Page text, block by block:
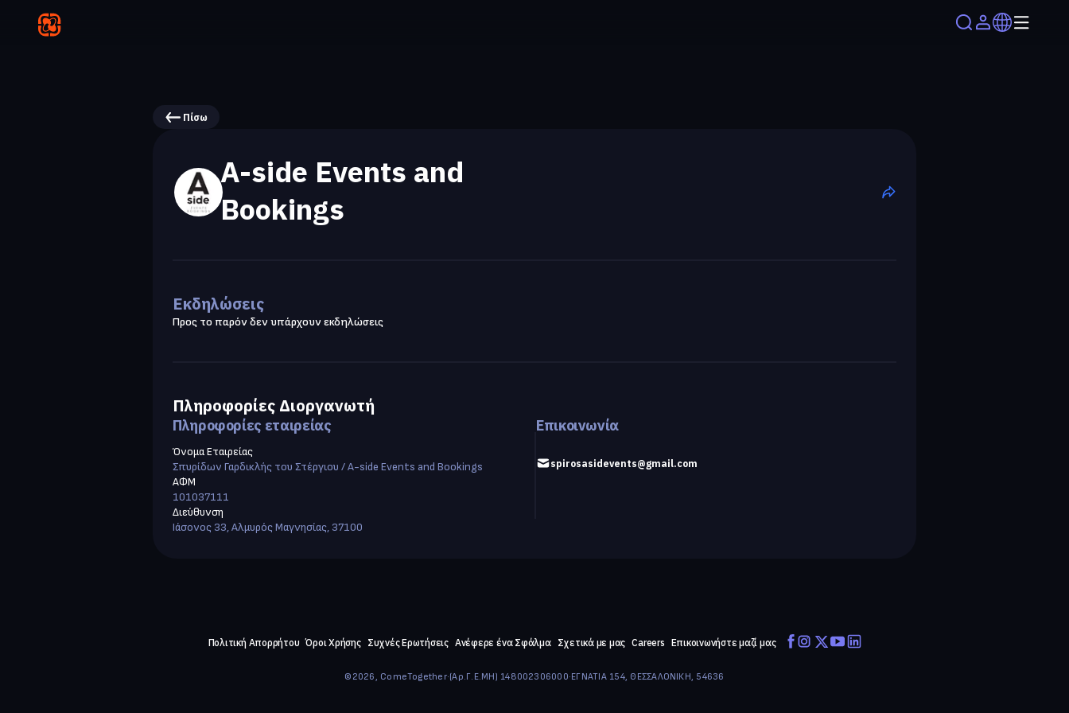
Πίσω
A-side Events and
Bookings
Εκδηλώσεις
Προς το παρόν δεν υπάρχουν εκδηλώσεις
Πληροφορίες Διοργανωτή
Πληροφορίες εταιρείας
Όνομα Εταιρείας
Σπυρίδων Γαρδικλής του Στέργιου / A-side Events and Bookings
ΑΦΜ
101037111
Διεύθυνση
Ιάσονος 33, Αλμυρός Μαγνησίας, 37100
Επικοινωνία
spirosasidevents@gmail.com
Πολιτική Απορρήτου Όροι Χρήσης Συχνές Ερωτήσεις Ανέφερε ένα Σφάλμα Σχετικά με μας Careers Επικοινωνήστε μαζί μας
©2026, ComeTogether·(Αρ.Γ.Ε.ΜΗ) 148002306000·ΕΓΝΑΤΙΑ 154, ΘΕΣΣΑΛΟΝΙΚΗ, 54636